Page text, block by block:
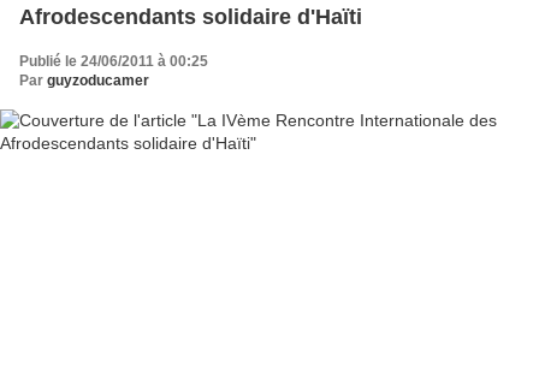
Afrodescendants solidaire d'Haïti
Publié le 24/06/2011 à 00:25
Par guyzoducamer